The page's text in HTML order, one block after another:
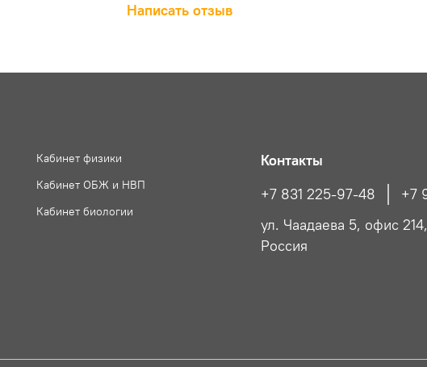
Написать отзыв
Кабинет физики
Кабинет ОБЖ и НВП
Кабинет биологии
Контакты
+7 831 225-97-48
+7
ул. Чаадаева 5, офис
Россия